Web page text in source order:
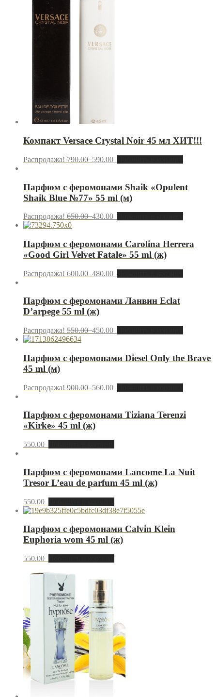
Компакт Versace Crystal Noir 45 мл ХИТ!!!
Распродажа! 790.00590.00
Парфюм с феромонами Shaik «Opulent
Shaik Blue №77» 55 ml (м)
Распродажа! 650.00430.00
Парфюм с феромонами Carolina Herrera
«Good Girl Velvet Fatale» 55 ml (ж)
Распродажа! 600.00480.00
Парфюм с феромонами Ланвин Eclat
D’arpege 55 ml (ж)
Распродажа! 550.00450.00
Парфюм с феромонами Diesel Only the Brave
45 ml (м)
Распродажа! 900.00560.00
Парфюм с феромонами Tiziana Terenzi
«Kirke» 45 ml (ж)
550.00
Парфюм с феромонами Lancome La Nuit
Tresor L’eau de parfum 45 ml (ж)
550.00
Парфюм с феромонами Calvin Klein
Euphoria wom 45 ml (ж)
550.00